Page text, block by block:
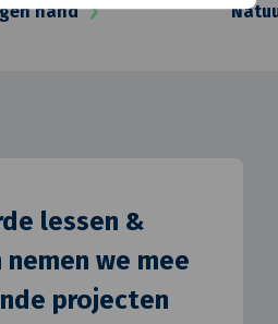
hand
lessen &
nemen we mee
projecten